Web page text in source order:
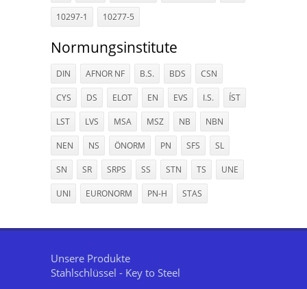
10297-1 10277-5
Normungsinstitute
DIN AFNOR NF B.S. BDS CSN
CYS DS ELOT EN EVS I.S. ÍST
LST LVS MSA MSZ NB NBN
NEN NS ÖNORM PN SFS SL
SN SR SRPS SS STN TS UNE
UNI EURONORM PN-H STAS
Unsere Produkte
Stahlschlüssel - Key to Steel